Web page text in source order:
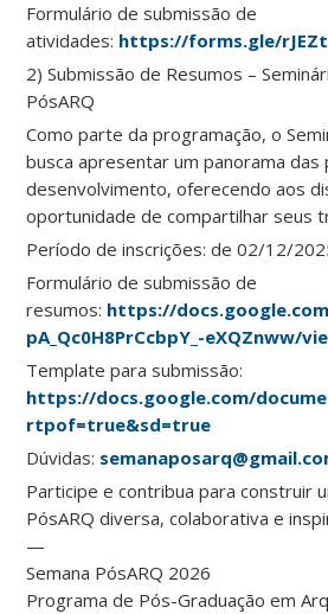
Formulário de submissão de
atividades: https://forms.gle/
2) Submissão de Resumos –
PósARQ
Como parte da programação, o
busca apresentar um panorama das
desenvolvimento, oferecendo aos
oportunidade de compartilhar seus
Período de inscrições: de 02/12/
Formulário de submissão de
resumos: https://
pA_Qc0H8PrCcbpY_-eXQZnww/
Template para submissão:
https://docs.google.com/
rtpof=true&sd=true
Dúvidas:
Participe e contribua para construir
PósARQ diversa, colaborativa e
—
Semana PósARQ 2026
Programa de Pós-Graduação em